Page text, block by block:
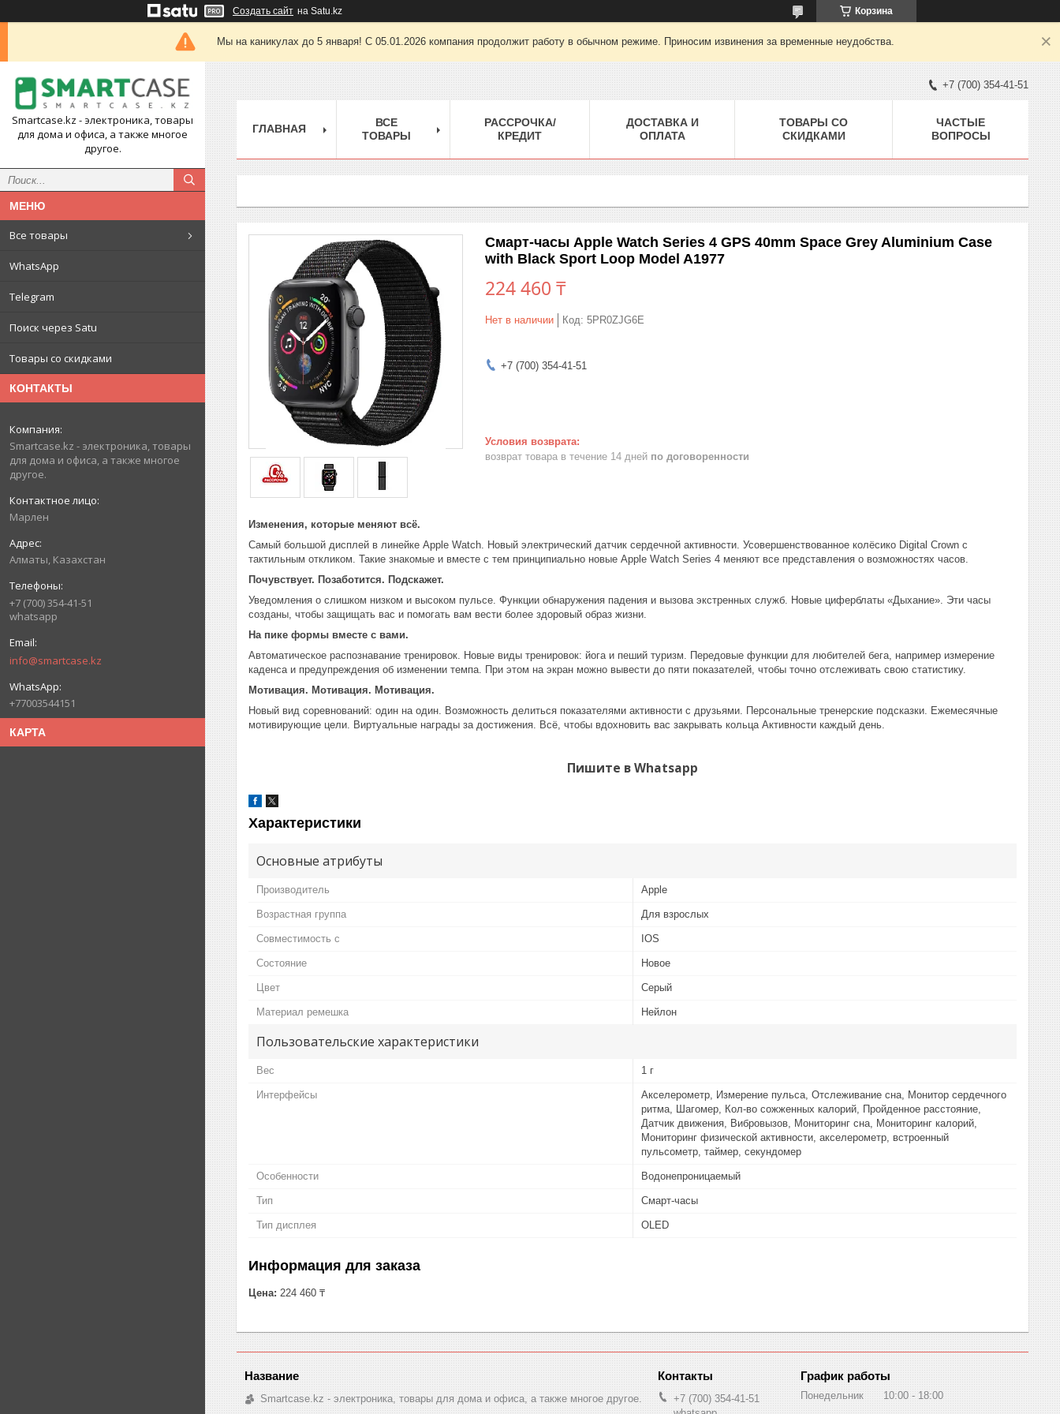
Создать сайт на Satu.kz Корзина
Мы на каникулах до 5 января! С 05.01.2026 компания продолжит работу в обычном режиме. Приносим извинения за временные неудобства.
Smartcase.kz - электроника, товары
для дома и офиса, а также многое
другое.
Все товары
WhatsApp
Telegram
Поиск через Satu
Товары со скидками
КОНТАКТЫ
Smartcase.kz - электроника, товары
для дома и офиса, а также многое
другое.
Марлен
Алматы, Казахстан
+7 (700) 354-41-51
whatsapp
info@smartcase.kz
+77003544151
КАРТА
+7 (700) 354-41-51
ГЛАВНАЯ
ВСЕ
ТОВАРЫ
РАССРОЧКА/
КРЕДИТ
ДОСТАВКА И
ОПЛАТА
ТОВАРЫ СО
СКИДКАМИ
ЧАСТЫЕ
ВОПРОСЫ
Смарт-часы Apple Watch Series 4 GPS 40mm Space Grey Aluminium Case
with Black Sport Loop Model A1977
224 460 ₸
Нет в наличии Код: 5PR0ZJG6E
+7 (700) 354-41-51
возврат товара в течение 14 дней по договоренности
Изменения, которые меняют всё.
Самый большой дисплей в линейке Apple Watch. Новый электрический датчик сердечной активности. Усовершенствованное колёсико Digital Crown с
тактильным откликом. Такие знакомые и вместе с тем принципиально новые Apple Watch Series 4 меняют все представления о возможностях часов.
Почувствует. Позаботится. Подскажет.
Уведомления о слишком низком и высоком пульсе. Функции обнаружения падения и вызова экстренных служб. Новые циферблаты «Дыхание». Эти часы
созданы, чтобы защищать вас и помогать вам вести более здоровый образ жизни.
На пике формы вместе с вами.
Автоматическое распознавание тренировок. Новые виды тренировок: йога и пеший туризм. Передовые функции для любителей бега, например измерение
каденса и предупреждения об изменении темпа. При этом на экран можно вывести до пяти показателей, чтобы точно отслеживать свою статистику.
Мотивация. Мотивация. Мотивация.
Новый вид соревнований: один на один. Возможность делиться показателями активности с друзьями. Персональные тренерские подсказки. Ежемесячные
мотивирующие цели. Виртуальные награды за достижения. Всё, чтобы вдохновить вас закрывать кольца Активности каждый день.
Пишите в Whatsapp
Характеристики
Основные атрибуты
Производитель Apple
Возрастная группа Для взрослых
Совместимость с IOS
Состояние Новое
Цвет Серый
Материал ремешка Нейлон
Пользовательские характеристики
Вес 1 г
Интерфейсы
Акселерометр, Измерение пульса, Отслеживание сна, Монитор сердечного
ритма, Шагомер, Кол-во сожженных калорий, Пройденное расстояние,
Датчик движения, Вибровызов, Мониторинг сна, Мониторинг калорий,
Мониторинг физической активности, акселерометр, встроенный
пульсометр, таймер, секундомер
Особенности Водонепроницаемый
Тип Смарт-часы
Тип дисплея OLED
Информация для заказа
Цена: 224 460 ₸
Smartcase.kz - электроника, товары для дома и офиса, а также многое другое.
+7 (700) 354-41-51
График работы
Понедельник 10:00
18:00